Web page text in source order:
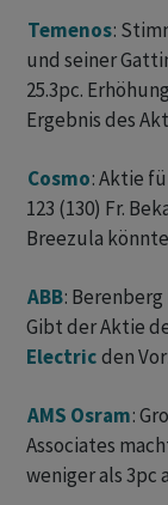
Temenos:
und seiner
25.3pc.
Ergebnis des
Cosmo: Aktie
123 (130) Fr.
Breezula
ABB:
Gibt der Aktie
Electricden
AMS Osram:
Associates
weniger als 3pc